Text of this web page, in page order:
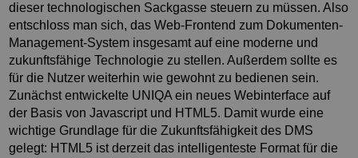
dieser technologischen Sackgasse steuern zu müssen. Also
entschloss man sich, das Web-Frontend zum Dokumenten-
Management-System insgesamt auf eine moderne und
zukunftsfähige Technologie zu stellen. Außerdem sollte es
für die Nutzer weiterhin wie gewohnt zu bedienen sein.
Zunächst entwickelte UNIQA ein neues Webinterface auf
der Basis von Javascript und HTML5. Damit wurde eine
wichtige Grundlage für die Zukunftsfähigkeit des DMS
gelegt: HTML5 ist derzeit das intelligenteste Format für die